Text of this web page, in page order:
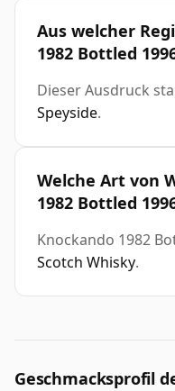
Aus welcher
1982 Bottled
Dieser Ausdruck
Speyside.
Welche Art von
1982 Bottled
Knockando 1982
Scotch Whisky.
Geschmacksprofil